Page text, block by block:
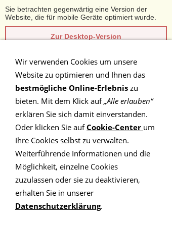
Sie betrachten gegenwärtig eine Version der
Website, die für mobile Geräte optimiert wurde.
Zur Desktop-Version
Hinweis nicht mehr anzeigen
Navigation einblenden
Qualität
Auf diesem Portal finden Sie
ausschließlich Coaches und Therapeuten,
die vom ILP®V zertifiziert sind und die
Qualitäts- und Ethikrichtlinien des
Verbandes anerkennen.
Wir verwenden Cookies um unsere
Website zu optimieren und Ihnen das
bestmögliche Online-Erlebnis zu
bieten. Mit dem Klick auf„Alle erlauben“
erklären Sie sich damit einverstanden.
Oder klicken Sie aufCookie-Center um
Ihre Cookies selbst zu verwalten.
Weiterführende Informationen und die
Möglichkeit, einzelne Cookies
zuzulassen oder sie zu deaktivieren,
erhalten Sie in unserer
Datenschutzerklärung.